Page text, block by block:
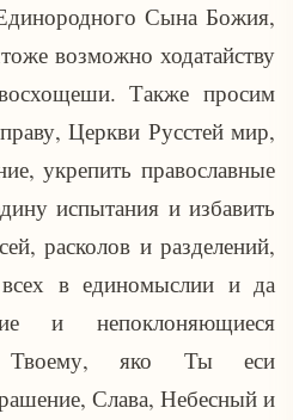
Сына Божия,
возможно ходатайству
Также просим
Церкви Русстей мир,
укрепить православные
испытания и избавить
расколов и разделений,
в единомыслии и да
и непоклоняющиеся
Твоему, яко Ты еси
Слава, Небесный и